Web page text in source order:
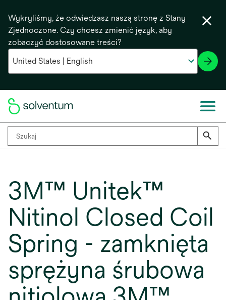
Wykryliśmy, że odwiedzasz naszą stronę z Stany
Zjednoczone. Czy chcesz zmienić język, aby
zobaczyć dostosowane treści?
3M™ Unitek™
Nitinol Closed Coil
Spring - zamknięta
sprężyna śrubowa